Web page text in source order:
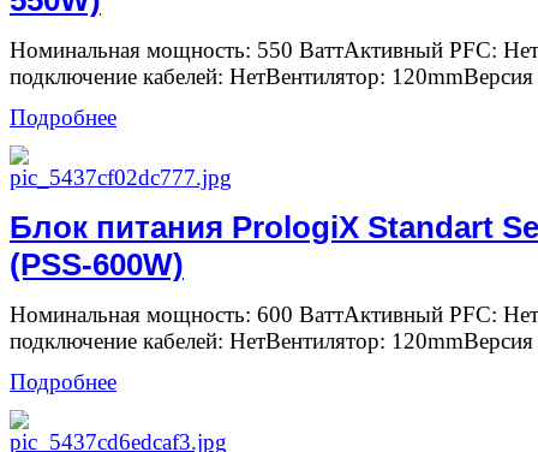
Номинальная мощность: 550 ВаттАктивный PFC:
подключение кабелей: НетВентилятор:
Подробнее
Блок питания PrologiX Standart
(PSS-600W)
Номинальная мощность: 600 ВаттАктивный PFC:
подключение кабелей: НетВентилятор:
Подробнее